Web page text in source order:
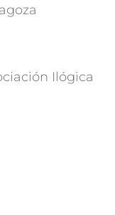
Ilógica